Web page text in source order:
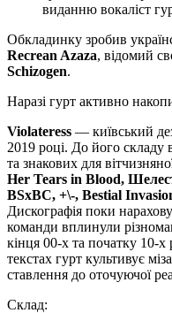
виданню вокаліст
Обкладинку зробив
Recrean Azaza, відомий
Schizogen.
Наразі гурт активно
Violateress — київський
2019 році. До його складу
та знакових для
Her Tears in Blood,
BSxBC, +\-, Bestial
Дискографія поки
команди вплинули
кінця 00-х та початку 10-
текстах гурт культивує
ставлення до оточуючої
Склад: